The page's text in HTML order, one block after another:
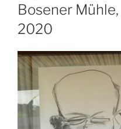
Bosener
2020